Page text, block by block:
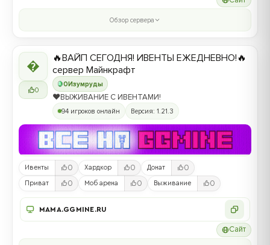
Обзор сервера

0
0Изумруды
🔥ВАЙП СЕГОДНЯ! ИВЕНТЫ ЕЖЕДНЕВНО!🔥
сервер Майнкрафт
❤️ВЫЖИВАНИЕ С ИВЕНТАМИ!
94 игроков онлайн Версия: 1.21.3
Ивенты 0 Хардкор 0 Донат 0
Приват 0 Моб арена 0 Выживание 0
MAMA.GGMINE.RU
Сайт